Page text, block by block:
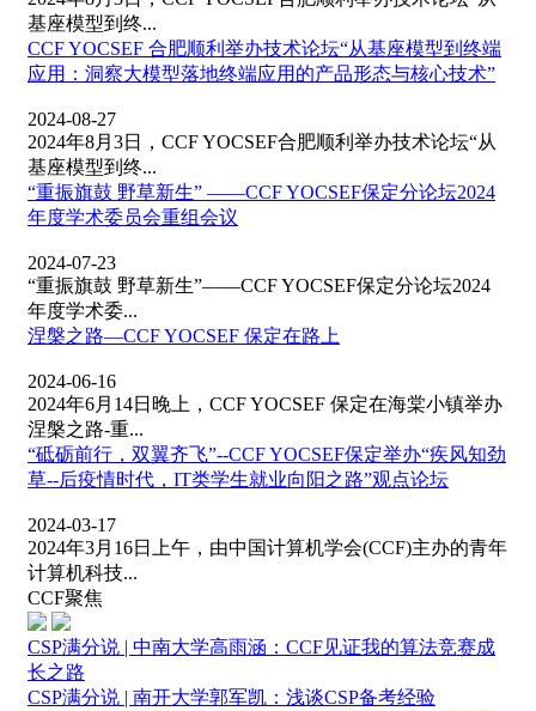
基座模型到终...
CCF YOCSEF 合肥顺利举办技术论坛“从基座模型到终端
应用：洞察大模型落地终端应用的产品形态与核心技术”
2024-08-27
2024年8月3日，CCF YOCSEF合肥顺利举办技术论坛“从
基座模型到终...
“重振旗鼓 野草新生” ——CCF YOCSEF保定分论坛2024
年度学术委员会重组会议
2024-07-23
“重振旗鼓 野草新生”——CCF YOCSEF保定分论坛2024
年度学术委...
涅槃之路—CCF YOCSEF 保定在路上
2024-06-16
2024年6月14日晚上，CCF YOCSEF 保定在海棠小镇举办
涅槃之路-重...
“砥砺前行，双翼齐飞”--CCF YOCSEF保定举办“疾风知劲
草--后疫情时代，IT类学生就业向阳之路”观点论坛
2024-03-17
2024年3月16日上午，由中国计算机学会(CCF)主办的青年
计算机科技...
CCF聚焦
CSP满分说 | 中南大学高雨涵：CCF见证我的算法竞赛成
长之路
CSP满分说 | 南开大学郭军凯：浅谈CSP备考经验